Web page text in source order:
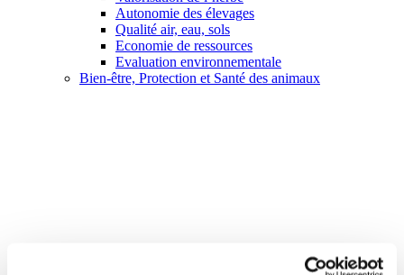
Autonomie des élevages
Qualité air, eau, sols
Economie de ressources
Evaluation environnementale
Bien-être, Protection et Santé des animaux